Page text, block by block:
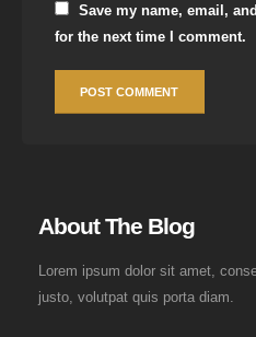
Save my name, email,
for the next time I comment.
About The Blog
Lorem ipsum dolor sit amet,
justo, volutpat quis porta diam.